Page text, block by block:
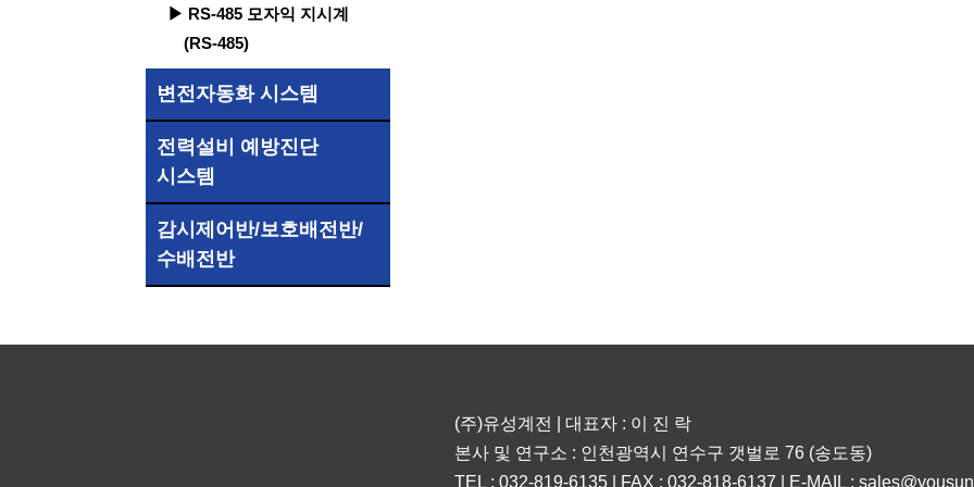
▶ RS-485 모자익 지시계
(RS-485)
변전자동화 시스템
전력설비 예방진단
시스템
감시제어반/보호배전반/
수배전반
(주)유성계전 | 대표자 : 이 진 락
본사 및 연구소 : 인천광역시 연수구 갯벌로 76 (송도동)
TEL : 032-819-6135 | FAX : 032-818-6137 | E-MAIL :